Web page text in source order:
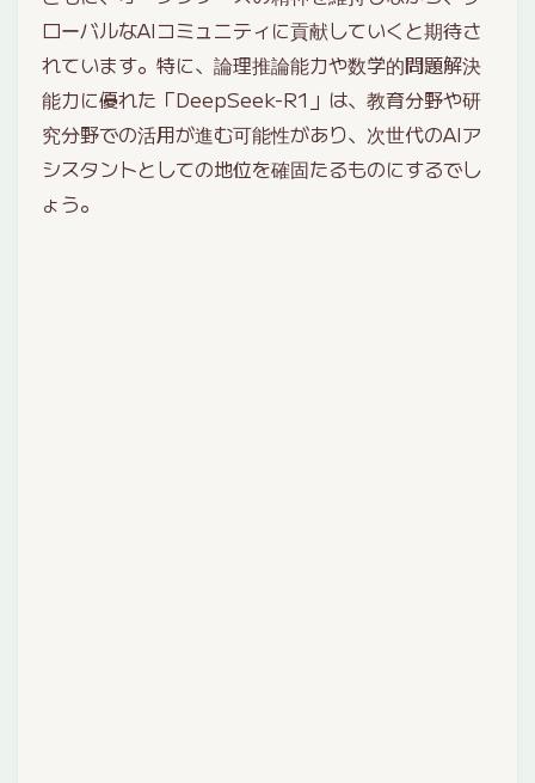
ローバルなAIコミュニティに貢献していくと期待さ
れています。特に、論理推論能力や数学的問題解決
能力に優れた「DeepSeek-R1」は、教育分野や研
究分野での活用が進む可能性があり、次世代のAIア
シスタントとしての地位を確固たるものにするでし
ょう。